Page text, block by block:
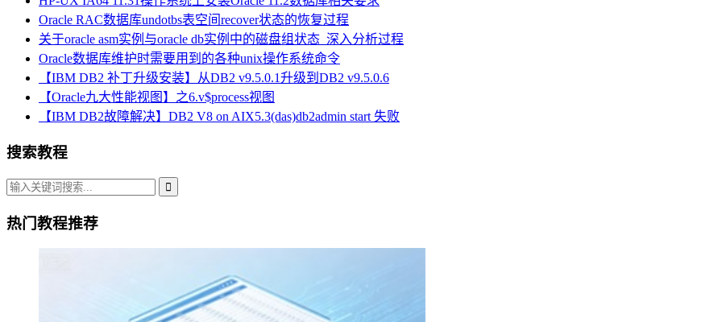
Oracle RAC数据库undotbs表空间recover状态的恢复过程
关于oracle asm实例与oracle db实例中的磁盘组状态_深入分析过程
Oracle数据库维护时需要用到的各种unix操作系统命令
【IBM DB2 补丁升级安装】从DB2 v9.5.0.1升级到DB2 v9.5.0.6
【Oracle九大性能视图】之6.v$process视图
【IBM DB2故障解决】DB2 V8 on AIX5.3(das)db2admin start 失败
搜索教程
热门教程推荐